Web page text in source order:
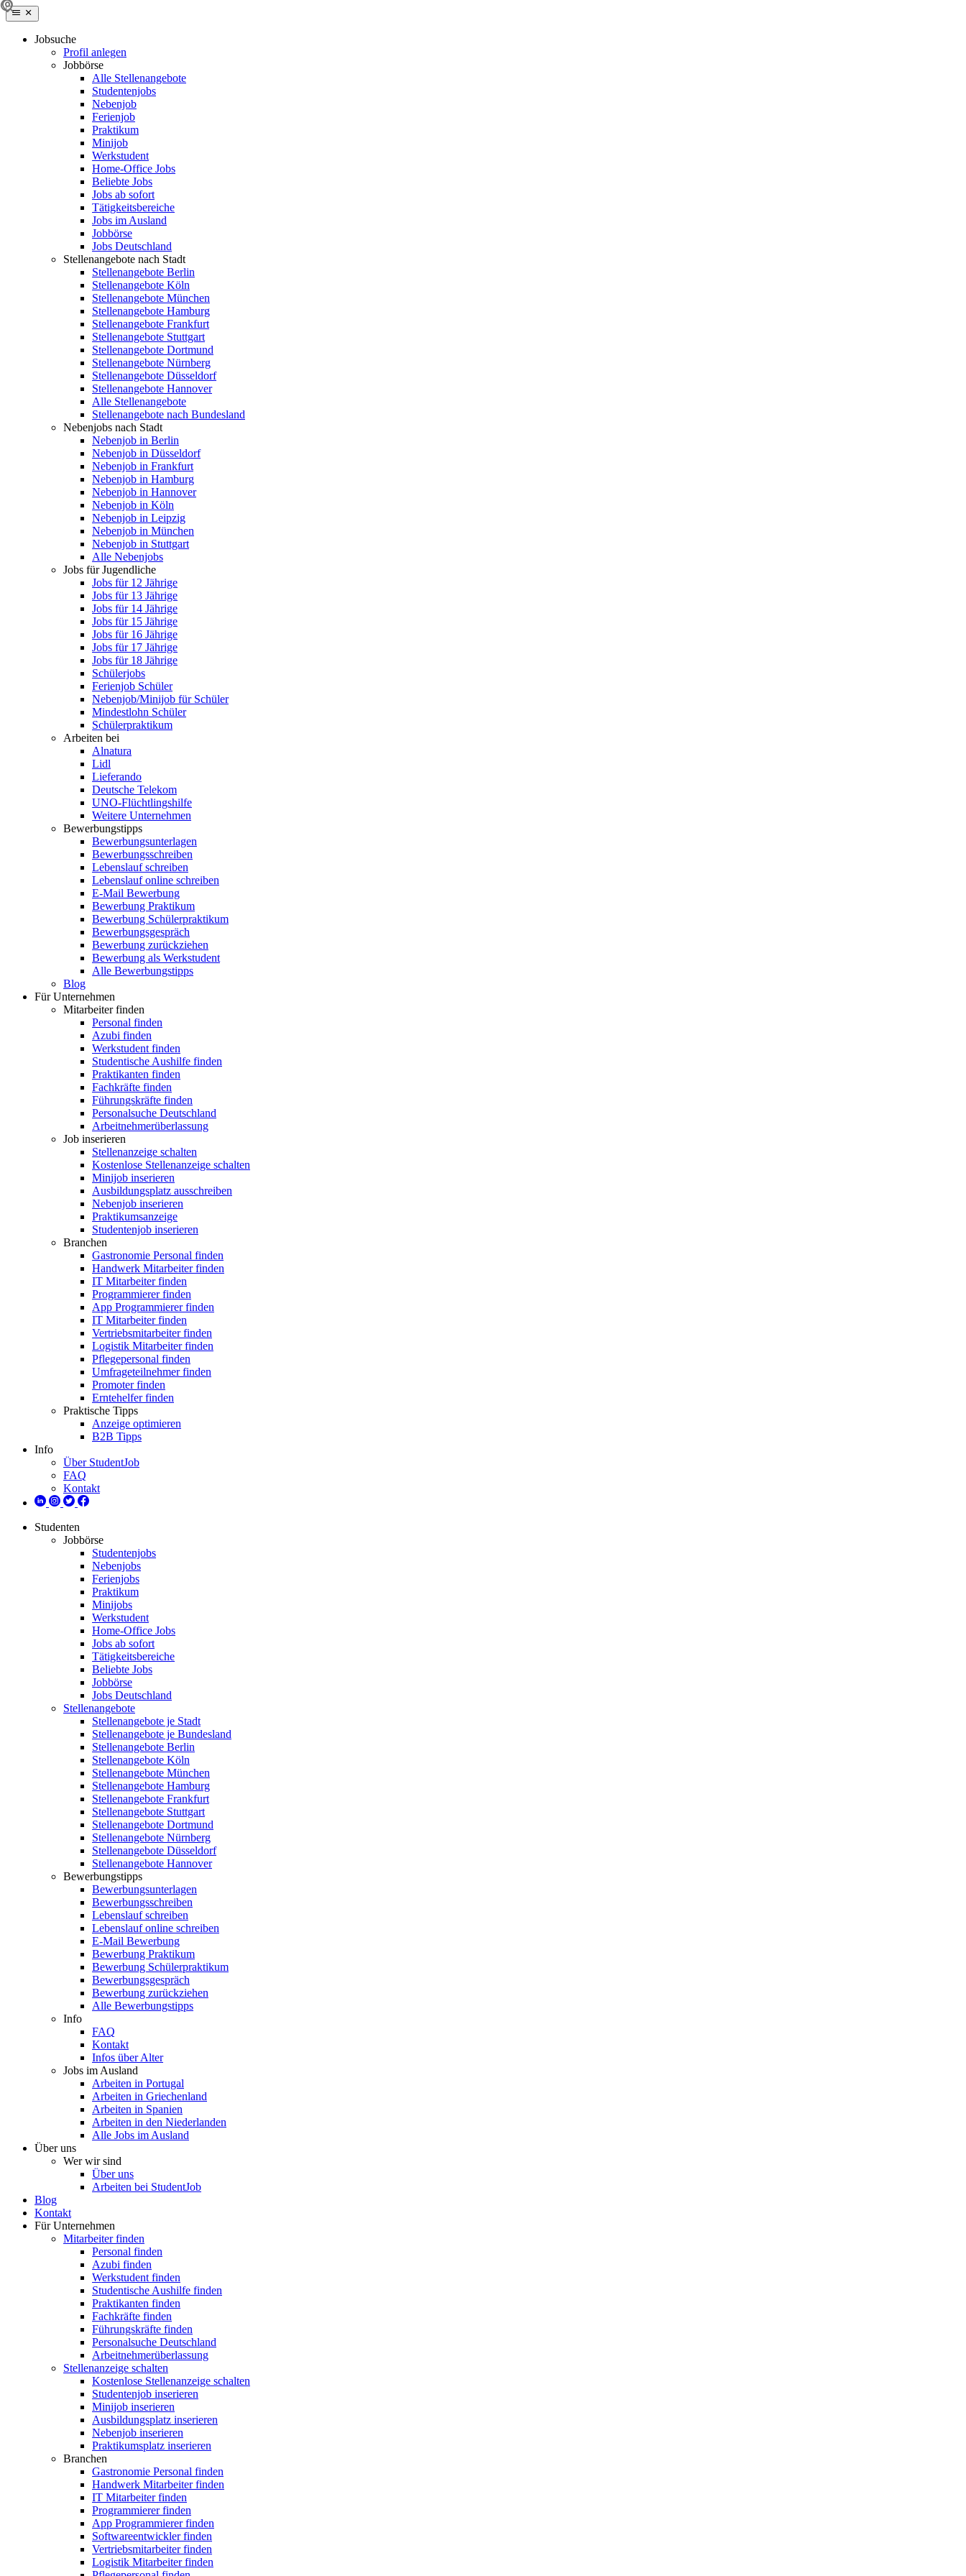
Jobsuche
Profil anlegen
Jobbörse
Alle Stellenangebote
Studentenjobs
Nebenjob
Ferienjob
Praktikum
Minijob
Werkstudent
Home-Office Jobs
Beliebte Jobs
Jobs ab sofort
Tätigkeitsbereiche
Jobs im Ausland
Jobbörse
Jobs Deutschland
Stellenangebote nach Stadt
Stellenangebote Berlin
Stellenangebote Köln
Stellenangebote München
Stellenangebote Hamburg
Stellenangebote Frankfurt
Stellenangebote Stuttgart
Stellenangebote Dortmund
Stellenangebote Nürnberg
Stellenangebote Düsseldorf
Stellenangebote Hannover
Alle Stellenangebote
Stellenangebote nach Bundesland
Nebenjobs nach Stadt
Nebenjob in Berlin
Nebenjob in Düsseldorf
Nebenjob in Frankfurt
Nebenjob in Hamburg
Nebenjob in Hannover
Nebenjob in Köln
Nebenjob in Leipzig
Nebenjob in München
Nebenjob in Stuttgart
Alle Nebenjobs
Jobs für Jugendliche
Jobs für 12 Jährige
Jobs für 13 Jährige
Jobs für 14 Jährige
Jobs für 15 Jährige
Jobs für 16 Jährige
Jobs für 17 Jährige
Jobs für 18 Jährige
Schülerjobs
Ferienjob Schüler
Nebenjob/Minijob für Schüler
Mindestlohn Schüler
Schülerpraktikum
Arbeiten bei
Alnatura
Lidl
Lieferando
Deutsche Telekom
UNO-Flüchtlingshilfe
Weitere Unternehmen
Bewerbungstipps
Bewerbungsunterlagen
Bewerbungsschreiben
Lebenslauf schreiben
Lebenslauf online schreiben
E-Mail Bewerbung
Bewerbung Praktikum
Bewerbung Schülerpraktikum
Bewerbungsgespräch
Bewerbung zurückziehen
Bewerbung als Werkstudent
Alle Bewerbungstipps
Blog
Für Unternehmen
Mitarbeiter finden
Personal finden
Azubi finden
Werkstudent finden
Studentische Aushilfe finden
Praktikanten finden
Fachkräfte finden
Führungskräfte finden
Personalsuche Deutschland
Arbeitnehmerüberlassung
Job inserieren
Stellenanzeige schalten
Kostenlose Stellenanzeige schalten
Minijob inserieren
Ausbildungsplatz ausschreiben
Nebenjob inserieren
Praktikumsanzeige
Studentenjob inserieren
Branchen
Gastronomie Personal finden
Handwerk Mitarbeiter finden
IT Mitarbeiter finden
Programmierer finden
App Programmierer finden
IT Mitarbeiter finden
Vertriebsmitarbeiter finden
Logistik Mitarbeiter finden
Pflegepersonal finden
Umfrageteilnehmer finden
Promoter finden
Erntehelfer finden
Praktische Tipps
Anzeige optimieren
B2B Tipps
Info
Über StudentJob
FAQ
Kontakt
Studenten
Jobbörse
Studentenjobs
Nebenjobs
Ferienjobs
Praktikum
Minijobs
Werkstudent
Home-Office Jobs
Jobs ab sofort
Tätigkeitsbereiche
Beliebte Jobs
Jobbörse
Jobs Deutschland
Stellenangebote
Stellenangebote je Stadt
Stellenangebote je Bundesland
Stellenangebote Berlin
Stellenangebote Köln
Stellenangebote München
Stellenangebote Hamburg
Stellenangebote Frankfurt
Stellenangebote Stuttgart
Stellenangebote Dortmund
Stellenangebote Nürnberg
Stellenangebote Düsseldorf
Stellenangebote Hannover
Bewerbungstipps
Bewerbungsunterlagen
Bewerbungsschreiben
Lebenslauf schreiben
Lebenslauf online schreiben
E-Mail Bewerbung
Bewerbung Praktikum
Bewerbung Schülerpraktikum
Bewerbungsgespräch
Bewerbung zurückziehen
Alle Bewerbungstipps
Info
FAQ
Kontakt
Infos über Alter
Jobs im Ausland
Arbeiten in Portugal
Arbeiten in Griechenland
Arbeiten in Spanien
Arbeiten in den Niederlanden
Alle Jobs im Ausland
Über uns
Wer wir sind
Über uns
Arbeiten bei StudentJob
Blog
Kontakt
Für Unternehmen
Mitarbeiter finden
Personal finden
Azubi finden
Werkstudent finden
Studentische Aushilfe finden
Praktikanten finden
Fachkräfte finden
Führungskräfte finden
Personalsuche Deutschland
Arbeitnehmerüberlassung
Stellenanzeige schalten
Kostenlose Stellenanzeige schalten
Studentenjob inserieren
Minijob inserieren
Ausbildungsplatz inserieren
Nebenjob inserieren
Praktikumsplatz inserieren
Branchen
Gastronomie Personal finden
Handwerk Mitarbeiter finden
IT Mitarbeiter finden
Programmierer finden
App Programmierer finden
Softwareentwickler finden
Vertriebsmitarbeiter finden
Logistik Mitarbeiter finden